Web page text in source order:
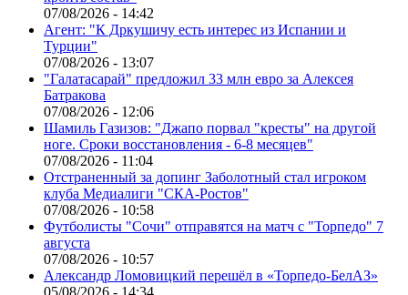
07/08/2026 - 14:42
Агент: "К Дркушичу есть интерес из Испании и
Турции"
07/08/2026 - 13:07
"Галатасарай" предложил 33 млн евро за Алексея
Батракова
07/08/2026 - 12:06
Шамиль Газизов: "Джапо порвал "кресты" на другой
ноге. Сроки восстановления - 6-8 месяцев"
07/08/2026 - 11:04
Отстраненный за допинг Заболотный стал игроком
клуба Медиалиги "СКА-Ростов"
07/08/2026 - 10:58
Футболисты "Сочи" отправятся на матч с "Торпедо" 7
августа
07/08/2026 - 10:57
Александр Ломовицкий перешёл в «Торпедо-БелАЗ»